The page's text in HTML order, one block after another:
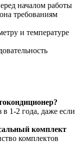
началом работы
требованиям
и температуре
1-2 года, даже если
комплект
комплектов